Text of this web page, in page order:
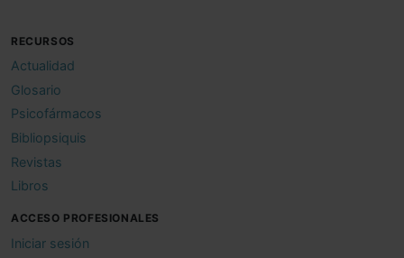
RECURSOS
Actualidad
Glosario
Psicofármacos
Bibliopsiquis
Revistas
Libros
ACCESO PROFESIONALES
Iniciar sesión